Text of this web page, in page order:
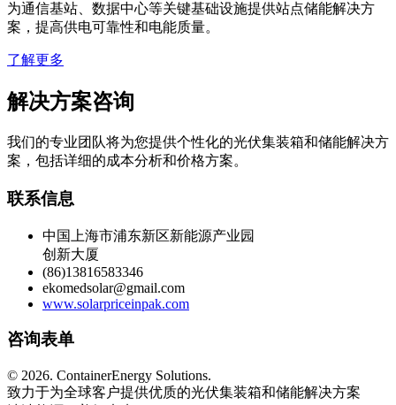
为通信基站、数据中心等关键基础设施提供站点储能解决方
案，提高供电可靠性和电能质量。
了解更多
解决方案咨询
我们的专业团队将为您提供个性化的光伏集装箱和储能解决方
案，包括详细的成本分析和价格方案。
联系信息
中国上海市浦东新区新能源产业园
创新大厦
(86)13816583346
ekomedsolar@gmail.com
www.solarpriceinpak.com
咨询表单
© 2026. ContainerEnergy Solutions.
致力于为全球客户提供优质的光伏集装箱和储能解决方案